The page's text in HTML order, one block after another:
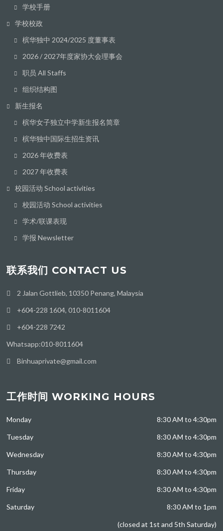
学校手册
学校校政
槟华独中 2024/2025 度董事表
2026 / 2027年度家协大会理事会
职员 All Staffs
组织结构图
新生报名
槟华女子独立中学新生报名简章
槟华独中国际生招生资讯
2026 年收费表
2027 年收费表
校园活动 School activities
校园活动 School activities
学术/联课表现
学报 Newsletter
联系我们 CONTACT US
2 Jalan Gottlieb, 10350 Penang, Malaysia
+604-228 1604, 010-8011604
+604-228 7242
Whatsapp:010-8011604
Binhuaprivate@gmail.com
工作时间 WORKING HOURS
Monday 8:30 AM to 4:30pm
Tuesday 8:30 AM to 4:30pm
Wednesday 8:30 AM to 4:30pm
Thursday 8:30 AM to 4:30pm
Friday 8:30 AM to 4:30pm
Saturday 8:30 AM to 1pm
(closed at 1st and 5th Saturday)